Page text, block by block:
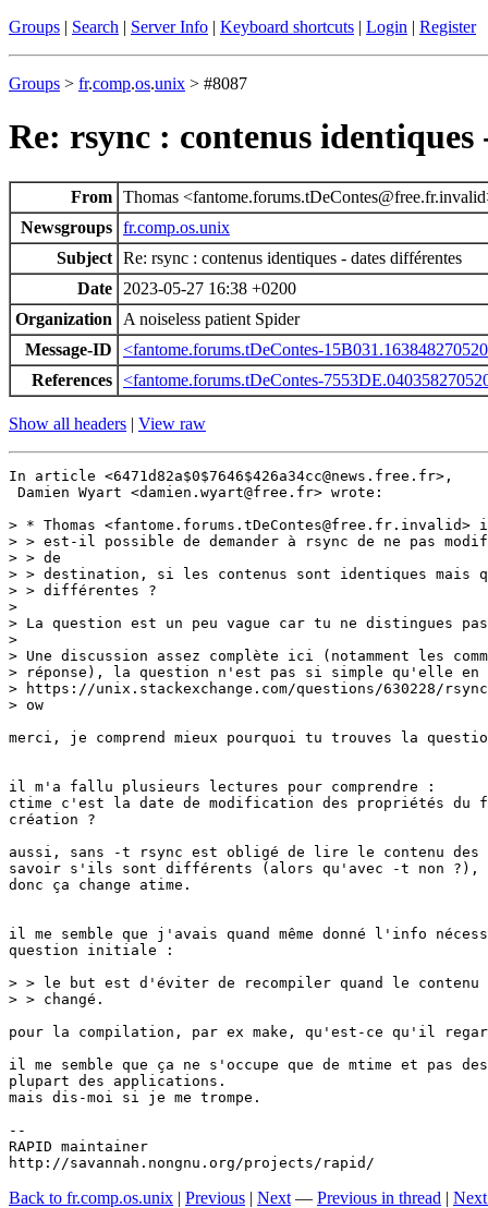
Groups | Search | Server Info | Keyboard shortcuts | Login | Register
Groups > fr.comp.os.unix > #8087
Re: rsync : contenus identiques
From Thomas
Newsgroups fr.comp.os.unix
Subject Re: rsync : contenus identiques - dates différentes
Date
2023-05-27 16:38 +0200
Organization
A noiseless patient Spider
Message-ID
<fantome.forums.tDeContes-
References <fantome.forums.tDeContes-
Show all headers | View raw
In article <6471d82a$0$7646$426a34cc@news.free.fr>,
Damien Wyart <damien.wyart@free.fr> wrote:
> * Thomas
> > est-il possible de demander à rsync de ne pas
> > de
> > destination, si les contenus sont identiques mais
> > différentes ?
>
> La question est un peu vague car tu ne distingues
>
> Une discussion assez complète ici (notamment les
> réponse), la question n'est pas si simple qu'elle
> https://unix.stackexchange.com/questions/630228/
> ow
merci, je comprend mieux pourquoi tu trouves la
il m'a fallu plusieurs lectures pour comprendre :
ctime c'est la date de modification des propriétés
création ?
aussi, sans -t rsync est obligé de lire le contenu
savoir s'ils sont différents (alors qu'avec -t non ?),
donc ça change atime.
il me semble que j'avais quand même donné l'info
question initiale :
> > le but est d'éviter de recompiler quand le
> > changé.
pour la compilation, par ex make, qu'est-ce qu'il
il me semble que ça ne s'occupe que de mtime et pas
plupart des applications.
mais dis-moi si je me trompe.
--
RAPID maintainer
http://savannah.nongnu.org/projects/rapid/
Back to fr.comp.os.unix | Previous | Next — Previous in thread |